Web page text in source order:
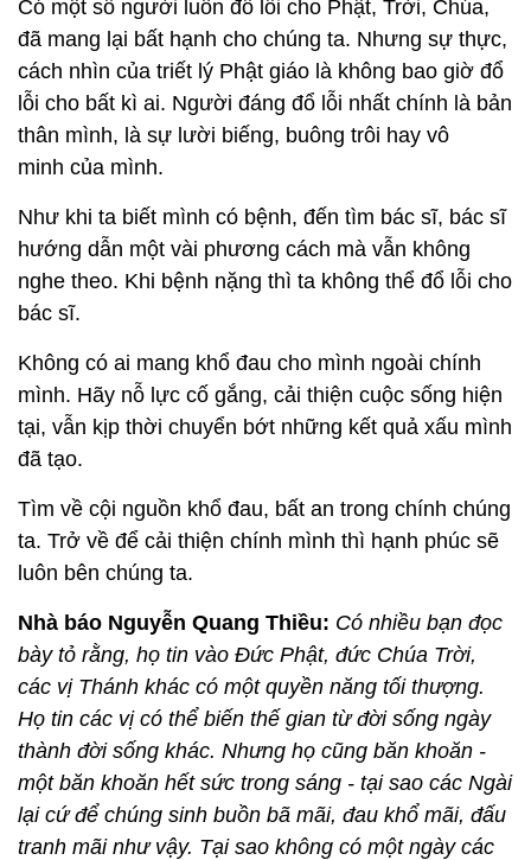
Có một số người luôn đổ lỗi cho Phật, Trời, Chúa,
đã mang lại bất hạnh cho chúng ta. Nhưng sự thực,
cách nhìn của triết lý Phật giáo là không bao giờ đổ
lỗi cho bất kì ai. Người đáng đổ lỗi nhất chính là bản
thân mình, là sự lười biếng, buông trôi hay vô
minh của mình.
Như khi ta biết mình có bệnh, đến tìm bác sĩ, bác sĩ
hướng dẫn một vài phương cách mà vẫn không
nghe theo. Khi bệnh nặng thì ta không thể đổ lỗi cho
bác sĩ.
Không có ai mang khổ đau cho mình ngoài chính
mình. Hãy nỗ lực cố gắng, cải thiện cuộc sống hiện
tại, vẫn kịp thời chuyển bớt những kết quả xấu mình
đã tạo.
Tìm về cội nguồn khổ đau, bất an trong chính chúng
ta. Trở về để cải thiện chính mình thì hạnh phúc sẽ
luôn bên chúng ta.
Nhà báo Nguyễn Quang Thiều: Có nhiều bạn đọc
bày tỏ rằng, họ tin vào Đức Phật, đức Chúa Trời,
các vị Thánh khác có một quyền năng tối thượng.
Họ tin các vị có thể biến thế gian từ đời sống ngày
thành đời sống khác. Nhưng họ cũng băn khoăn -
một băn khoăn hết sức trong sáng - tại sao các Ngài
lại cứ để chúng sinh buồn bã mãi, đau khổ mãi, đấu
tranh mãi như vậy. Tại sao không có một ngày các